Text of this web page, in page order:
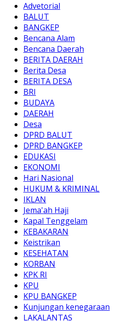
Advetorial
BALUT
BANGKEP
Bencana Alam
Bencana Daerah
BERITA DAERAH
Berita Desa
BERITA DESA
BRI
BUDAYA
DAERAH
Desa
DPRD BALUT
DPRD BANGKEP
EDUKASI
EKONOMI
Hari Nasional
HUKUM & KRIMINAL
IKLAN
Jema'ah Haji
Kapal Tenggelam
KEBAKARAN
Keistrikan
KESEHATAN
KORBAN
KPK RI
KPU
KPU BANGKEP
Kunjungan kenegaraan
LAKALANTAS